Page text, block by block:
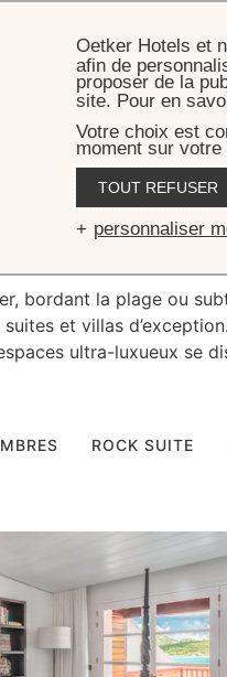
Luxe et
bordant la plage ou
et villas
ultra-luxueux se
ROCK SUITE
Oetker Hotels et
afin de
proposer de la
site. Pour en
Votre choix est
moment sur
TOUT REFUSER
personnaliser